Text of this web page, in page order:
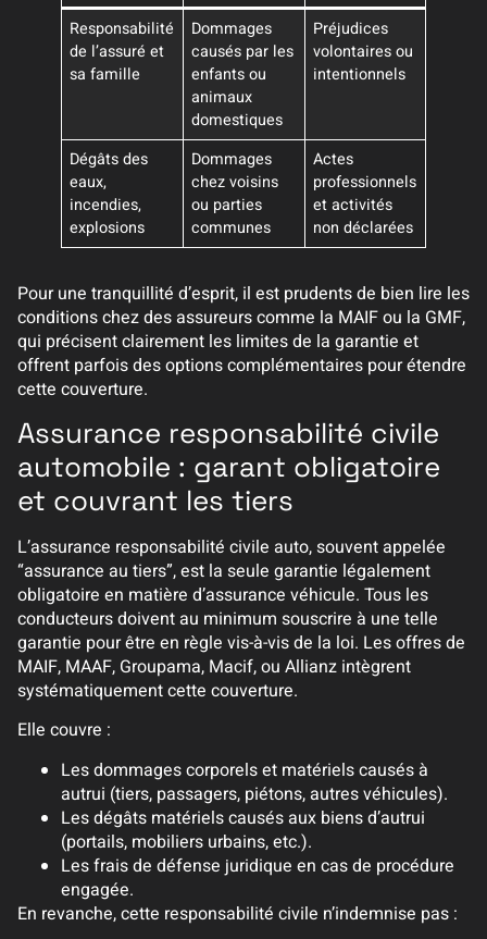
Responsabilité
de l’assuré et
sa famille
Dommages
causés par les
enfants ou
animaux
domestiques
Préjudices
volontaires ou
intentionnels
Dégâts des
eaux,
incendies,
explosions
Dommages
chez voisins
ou parties
communes
Actes
professionnels
et activités
non déclarées
Pour une tranquillité d’esprit, il est prudents de bien lire les
conditions chez des assureurs comme la MAIF ou la GMF,
qui précisent clairement les limites de la garantie et
offrent parfois des options complémentaires pour étendre
cette couverture.
Assurance responsabilité civile
automobile : garant obligatoire
et couvrant les tiers
L’assurance responsabilité civile auto, souvent appelée
“assurance au tiers”, est la seule garantie légalement
obligatoire en matière d’assurance véhicule. Tous les
conducteurs doivent au minimum souscrire à une telle
garantie pour être en règle vis-à-vis de la loi. Les offres de
MAIF, MAAF, Groupama, Macif, ou Allianz intègrent
systématiquement cette couverture.
Elle couvre :
Les dommages corporels et matériels causés à
autrui (tiers, passagers, piétons, autres véhicules).
Les dégâts matériels causés aux biens d’autrui
(portails, mobiliers urbains, etc.).
Les frais de défense juridique en cas de procédure
engagée.
En revanche, cette responsabilité civile n’indemnise pas :